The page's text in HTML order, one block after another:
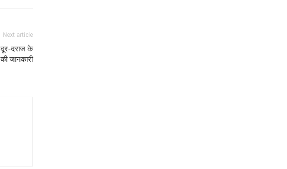
Next article
दराज के
जानकारी